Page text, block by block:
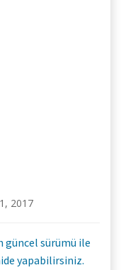
2017
güncel sürümü ile
yapabilirsiniz.